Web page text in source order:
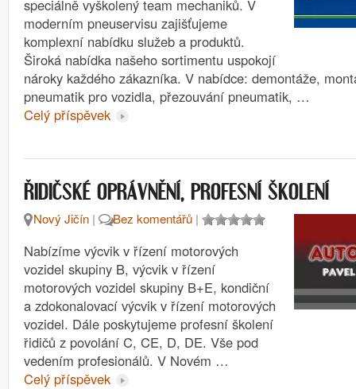
speciálně vyškolený team mechaniků. V
moderním pneuservisu zajišťujeme
komplexní nabídku služeb a produktů.
Široká nabídka našeho sortimentu uspokojí
nároky každého zákazníka. V nabídce: demontáže,
pneumatik pro vozidla, přezouvání pneumatik, …
Celý příspěvek
ŘIDIČSKÉ OPRÁVNĚNÍ, PROFESNÍ ŠKOLENÍ
Nový Jičín | Bez komentářů |
Nabízíme výcvik v řízení motorových
vozidel skupiny B, výcvik v řízení
motorových vozidel skupiny B+E, kondiční
a zdokonalovací výcvik v řízení motorových
vozidel. Dále poskytujeme profesní školení
řidičů z povolání C, CE, D, DE. Vše pod
vedením profesionálů. V Novém …
Celý příspěvek